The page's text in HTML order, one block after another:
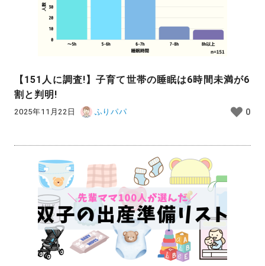
【151人に調査!】子育て世帯の睡眠は6時間未満が6
割と判明!
2025年11月22日 ふりパパ 0